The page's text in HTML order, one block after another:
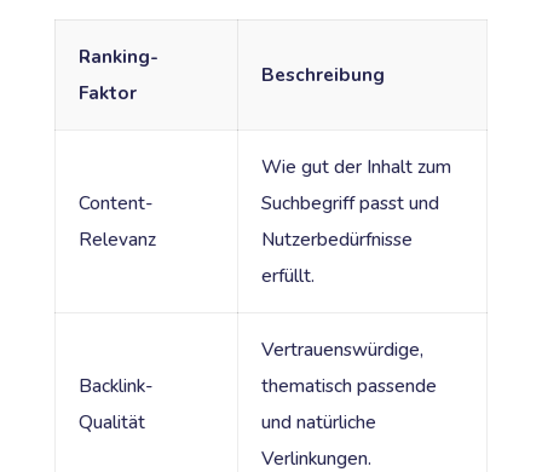
Ranking-
Faktor
Beschreibung
Content-
Relevanz
Wie gut der Inhalt zum
Suchbegriff passt und
Nutzerbedürfnisse
erfüllt.
Backlink-
Qualität
Vertrauenswürdige,
thematisch passende
und natürliche
Verlinkungen.